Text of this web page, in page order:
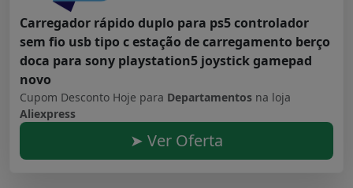
Carregador rápido duplo para ps5 controlador
sem fio usb tipo c estação de carregamento berço
doca para sony playstation5 joystick gamepad
novo
Cupom Desconto Hoje para Departamentos na loja
Aliexpress
➤ Ver Oferta